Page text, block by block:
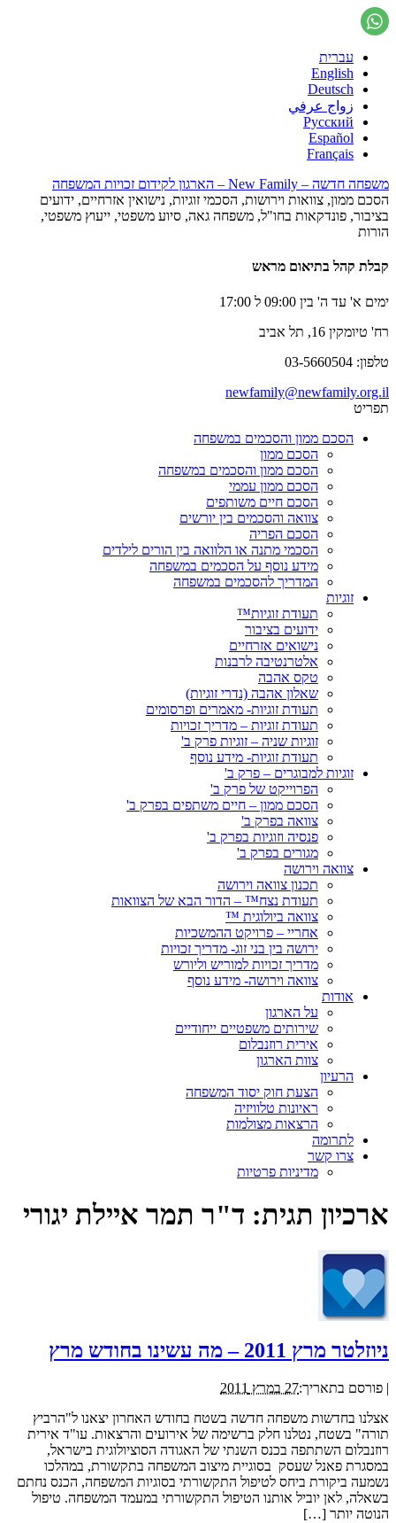
עברית
English
Deutsch
زواج عرفي
Русский
Español
Français
משפחה חדשה – New Family – הארגון לקידום זכויות המשפחה
הסכם ממון, צוואות וירושות, הסכמי זוגיות, נישואין אזרחיים, ידועים
בציבור, פונדקאות בחו"ל, משפחה גאה, סיוע משפטי, ייעוץ משפטי,
הורות
קבלת קהל בתיאום מראש
ימים א' עד ה' בין 09:00 ל 17:00
רח' טיומקין 16, תל אביב
טלפון: 03-5660504
newfamily@newfamily.org.il
תפריט
הסכם ממון והסכמים במשפחה
הסכם ממון
הסכם ממון והסכמים במשפחה
הסכם ממון עממי
הסכם חיים משותפים
צוואה והסכמים בין יורשים
הסכם הפריה
הסכמי מתנה או הלוואה בין הורים לילדים
מידע נוסף על הסכמים במשפחה
המדריך להסכמים במשפחה
זוגיות
תעודת זוגיות™
ידועים בציבור
נישואים אזרחיים
אלטרנטיבה לרבנות
טקס אהבה
שאלון אהבה (נדרי זוגיות)
תעודת זוגיות- מאמרים ופרסומים
תעודת זוגיות – מדריך זכויות
זוגיות שניה – זוגיות פרק ב'
תעודת זוגיות- מידע נוסף
זוגיות למבוגרים – פרק ב'
הפרוייקט של פרק ב'
הסכם ממון – חיים משתפים בפרק ב'
צוואה בפרק ב'
פנסיה וזוגיות בפרק ב'
מגורים בפרק ב'
צוואה וירושה
תכנון צוואה וירושה
תעודת נצח™ – הדור הבא של הצוואות
צוואה ביולוגית ™
אחריי – פרויקט ההמשכיות
ירושה בין בני זוג- מדריך זכויות
מדריך זכויות למוריש וליורש
צוואה וירושה- מידע נוסף
אודות
על הארגון
שירותים משפטיים ייחודיים
אירית רוזנבלום
צוות הארגון
הרעיון
הצעת חוק יסוד המשפחה
ראיונות טלוויזיה
הרצאות מצולמות
לתרומה
צרו קשר
מדיניות פרטיות
ארכיון תגית: ד"ר תמר איילת יגורי
ניוזלטר מרץ 2011 – מה עשינו בחודש מרץ
| פורסם בתאריך:27 במרץ 2011
אצלנו בחדשות משפחה חדשה בשטח בחודש האחרון יצאנו ל"הרביץ
תורה" בשטח, נטלנו חלק ברשימה של אירועים והרצאות. עו"ד אירית
רוזנבלום השתתפה בכנס השנתי של האגודה הסוציולוגית בישראל,
במסגרת פאנל שעסק בסוגיית מיצוב המשפחה בתקשורת, במהלכו
נשמעה ביקורת ביחס לטיפול התקשורתי בסוגיות המשפחה, הכנס נחתם
בשאלה, לאן יוביל אותנו הטיפול התקשורתי במעמד המשפחה. טיפול
הנוטה יותר […]